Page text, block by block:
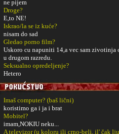
ne pijem
Droge?
E,to NE!
Iskrao/la se iz kuće?
nisam do sad
Gledao porno film?
Uskoro cu napuniti 14,a vec sam zivotinja
u drugom razredu.
Seksualno opredeljenje?
Hetero
Imaš computer? (baš lični)
koristimo ga i ja i brat
Mobitel?
imam,NOKIU neku...
A televizor (u koloru ili crno-beli, il' čak